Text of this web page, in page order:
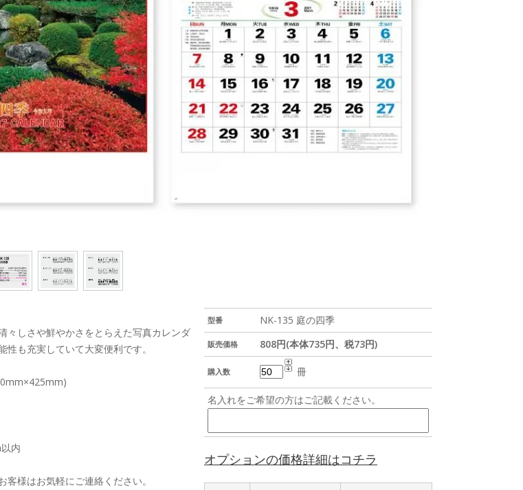
型番 NK-135 庭の四季
販売価格 808円(本体735円、税73円)
購入数 冊
名入れをご希望の方はご記載ください。
オプションの価格詳細はコチラ
々しさや鮮やかさをとらえた写真カレンダ
性も充実していて大変便利です。
内
客様はお気軽にご連絡ください。